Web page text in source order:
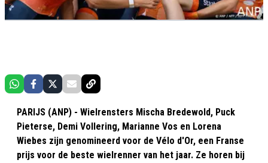
PARIJS (ANP) - Wielrensters Mischa Bredewold, Puck
Pieterse, Demi Vollering, Marianne Vos en Lorena
Wiebes zijn genomineerd voor de Vélo d'Or, een Franse
prijs voor de beste wielrenner van het jaar. Ze horen bij